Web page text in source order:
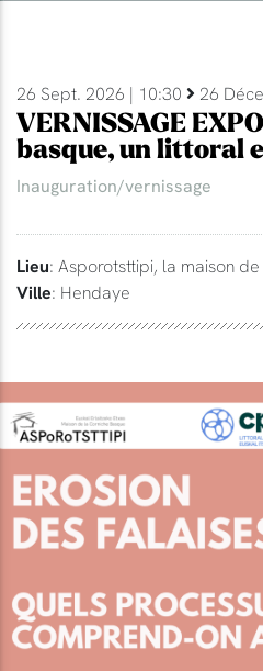
26 Sept. 2026 | 10:30 26
VERNISSAGE
basque, un littoral
Inauguration/vernissage
Lieu: Asporotsttipi, la maison
Ville: Hendaye